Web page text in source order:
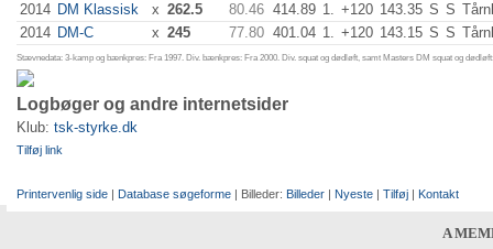
2014 DM Klassisk x 262.5 80.46 414.89 1. +120 143.35 S S
2014 DM-C x 245 77.80 401.04 1. +120 143.15 S S
Stævnedata: 3-kamp og bænkpres: Fra 1997. Div. bænkpres: Fra 2000. Div. squat og dødløft, samt Masters DM squat og
Logbøger og andre internetsider
Klub: tsk-styrke.dk
Tilføj link
Printervenlig side | Database søgeforme | Billeder: Billeder | Nyeste | Tilføj | Kontakt
A